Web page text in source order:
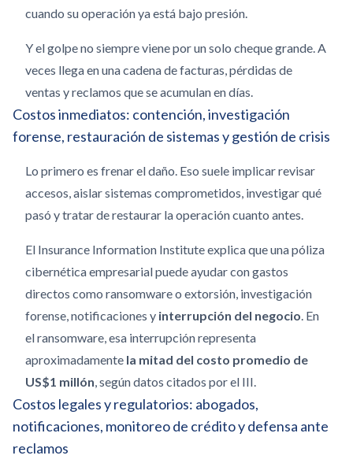
cuando su operación ya está bajo presión.
Y el golpe no siempre viene por un solo cheque grande. A
veces llega en una cadena de facturas, pérdidas de
ventas y reclamos que se acumulan en días.
Costos inmediatos: contención, investigación
forense, restauración de sistemas y gestión de crisis
Lo primero es frenar el daño. Eso suele implicar revisar
accesos, aislar sistemas comprometidos, investigar qué
pasó y tratar de restaurar la operación cuanto antes.
El Insurance Information Institute explica que una póliza
cibernética empresarial puede ayudar con gastos
directos como ransomware o extorsión, investigación
forense, notificaciones y interrupción del negocio. En
el ransomware, esa interrupción representa
aproximadamente la mitad del costo promedio de
US$1 millón, según datos citados por el III.
Costos legales y regulatorios: abogados,
notificaciones, monitoreo de crédito y defensa ante
reclamos